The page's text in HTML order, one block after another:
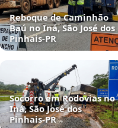
Reboque de Caminhão
Baú no Iná, São José dos
Pinhais‑PR
Socorro em Rodovias no
Iná, São José dos
Pinhais‑PR